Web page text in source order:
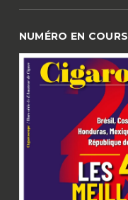
NUMÉRO EN COURS